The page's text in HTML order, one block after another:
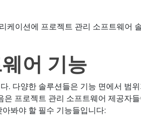
케이션에 프로젝트 관리 소프트웨어
어 기능
. 다양한 솔루션들은 기능 면에서 범
프로젝트 관리 소프트웨어 제공자
봐야 할 필수 기능들입니다: